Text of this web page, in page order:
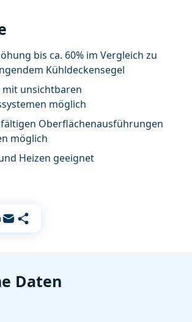
bis ca. 60% im Vergleich zu
Kühldeckensegel
unsichtbaren
möglich
Oberflächenausführungen
möglich
Heizen geeignet
Per E-Mail teilen
Link kopieren
Daten